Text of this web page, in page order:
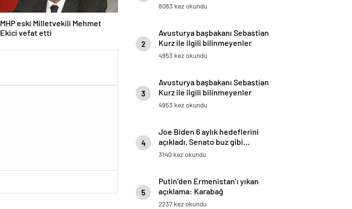
MHP eski Milletvekili Mehmet
Ekici vefat etti
8083 kez okundu
2
Avusturya başbakanı Sebastian
Kurz ile ilgili bilinmeyenler
4953 kez okundu
3
Avusturya başbakanı Sebastian
Kurz ile ilgili bilinmeyenler
4953 kez okundu
4
Joe Biden 6 aylık hedeflerini
açıkladı. Senato buz gibi…
3140 kez okundu
5
Putin’den Ermenistan’ı yıkan
açıklama: Karabağ
Azerbaycan’ın ayrılmaz bir
2237 kez okundu